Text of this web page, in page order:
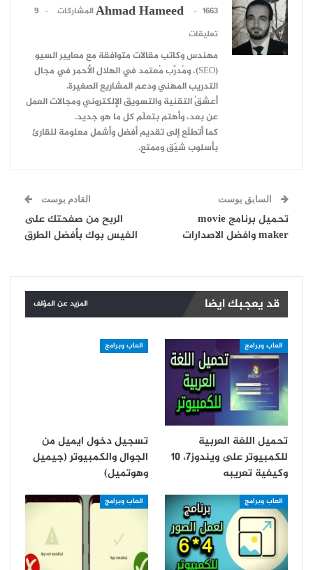
Ahmad Hameed 1663 المشاركات
9
تعليقات
مهندس وكاتب مقالات متوافقة مع معايير السيو
(SEO)، ومُدرِّب مُعتمد في الهلال الأحمر في مجال
التدريب المهني ودعم المشاريع الصغيرة.
أعشقُ التقنية والتسويق الإلكتروني ومجالات العمل
عن بعد، وأهتم بتعلّم كل ما هو جديد.
كما أتطلّع إلى تقديم أفضل وأشمل معلومة للقارئ
بأسلوب شيّق وممتع.
السابق بوست
تحميل برنامج movie
maker وافضل الاصدارات
القادم بوست
الربح من صفحتك على
الفيس بوك بأفضل الطرق
قد يعجبك ايضا المزيد عن المؤلف
العاب وبرامج
تحميل اللغة العربية
للكمبيوتر على ويندوز7، 10
وكيفية تعريبه
العاب وبرامج
تسجيل دخول ايميل من
الجوال والكمبيوتر (جيميل
وهوتميل)
العاب وبرامج العاب وبرامج